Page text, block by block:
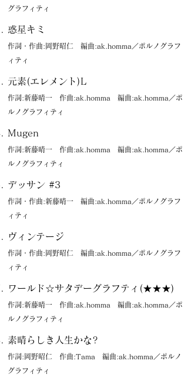
グラフィティ
惑星キミ
作詞・作曲:岡野昭仁 編曲:ak.homma／ポルノグラフ
ィティ
元素(エレメント)L
作詞:新藤晴一 作曲:ak.homma 編曲:ak.homma／ポ
ルノグラフィティ
Mugen
作詞:新藤晴一 作曲:ak.homma 編曲:ak.homma／ポ
ルノグラフィティ
デッサン #3
作詞・作曲:新藤晴一 編曲:ak.homma／ポルノグラフ
ィティ
ヴィンテージ
作詞・作曲:岡野昭仁 編曲:ak.homma／ポルノグラフ
ィティ
ワールド☆サタデーグラフティ(★★★)
作詞:新藤晴一 作曲:ak.homma 編曲:ak.homma／ポ
ルノグラフィティ
素晴らしき人生かな?
作詞:岡野昭仁 作曲:Tama 編曲:ak.homma／ポルノ
グラフィティ